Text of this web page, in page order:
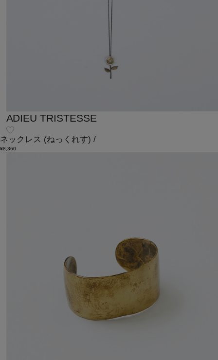
ADIEU TRISTESSE
ネックレス (ねっくれす) /
¥8,360